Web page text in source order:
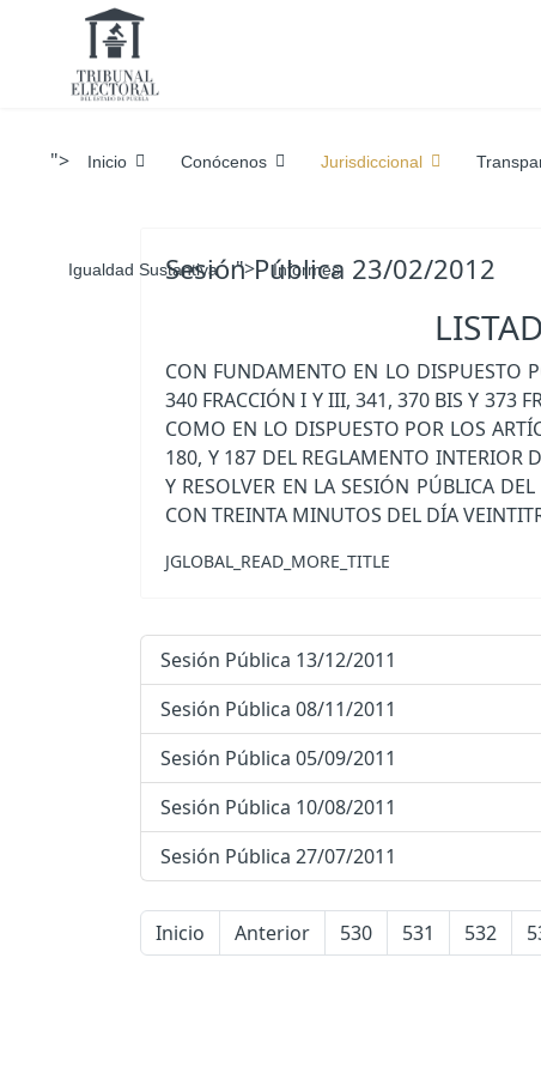
"> Inicio Conócenos Jurisdiccional
Igualdad Sustantiva "> Informes
Sesión Pública 23/02/2012
CON FUNDAMENTO EN LO DISPUESTO
340 FRACCIÓN I Y III, 341, 370 BIS Y 373
COMO EN LO DISPUESTO POR LOS
180, Y 187 DEL REGLAMENTO INTERIOR
Y RESOLVER EN LA SESIÓN PÚBLICA
CON TREINTA MINUTOS DEL DÍA
JGLOBAL_READ_MORE_TITLE
Sesión Pública 13/12/2011
Sesión Pública 08/11/2011
Sesión Pública 05/09/2011
Sesión Pública 10/08/2011
Sesión Pública 27/07/2011
Inicio Anterior 530 531 532